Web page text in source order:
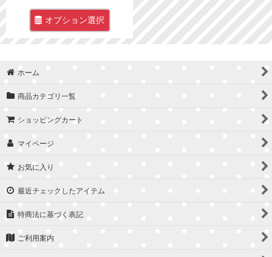
オプション選択
ホーム
商品カテゴリ一覧
ショッピングカート
マイページ
お気に入り
最近チェックしたアイテム
特商法に基づく表記
ご利用案内